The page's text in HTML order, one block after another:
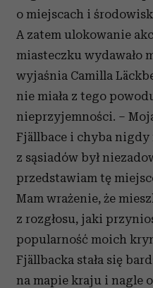
o miejscach i
A zatem ulokowanie
miasteczku wydawało
wyjaśnia Camilla
nie miała z tego
nieprzyjemności. –
Fjällbace i chyba nigdy
z sąsiadów był
przedstawiam tę
Mam wrażenie, że
z rozgłosu, jaki
popularność moich
Fjällbacka stała się
na mapie kraju i nagle